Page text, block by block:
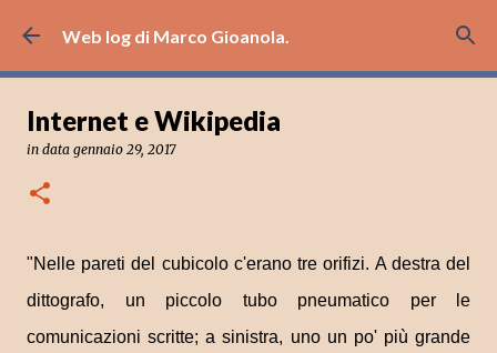
Passa ai contenuti principali
Web log di Marco Gioanola.
Internet e Wikipedia
in data gennaio 29, 2017
"Nelle pareti del cubicolo c'erano tre orifizi. A destra del
dittografo, un piccolo tubo pneumatico per le
comunicazioni scritte; a sinistra, uno un po' più grande